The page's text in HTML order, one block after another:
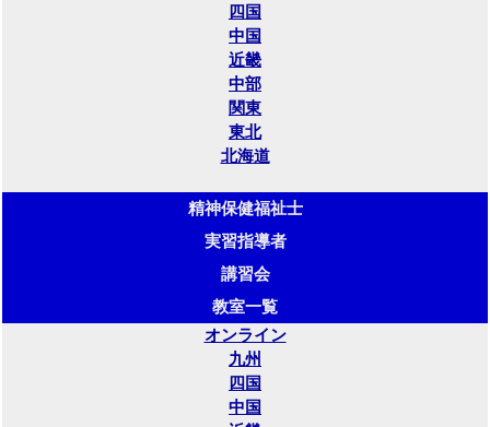
四国
中国
近畿
中部
関東
東北
北海道
精神保健福祉士
実習指導者
講習会
教室一覧
オンライン
九州
四国
中国